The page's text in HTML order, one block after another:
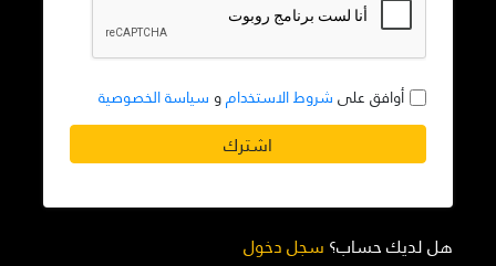
أوافق علىشروط الاستخدامو سياسة الخصوصية
اشترك
هل لديك حساب؟ سجل دخول